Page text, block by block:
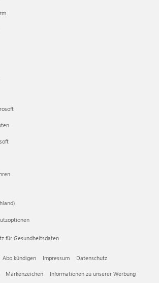
für Gesundheitsdaten
Abo kündigen Impressum Datenschutz
Markenzeichen Informationen zu unserer Werbung